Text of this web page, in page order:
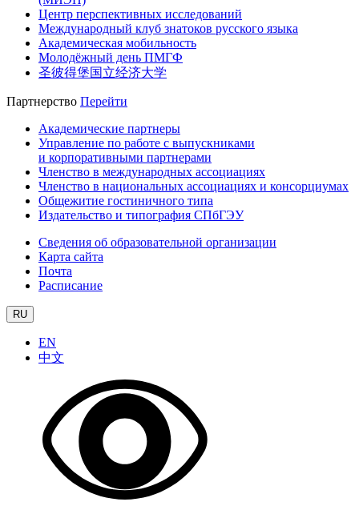
Центр перспективных исследований
Международный клуб знатоков русского языка
Академическая мобильность
Молодёжный день ПМГФ
圣彼得堡国立经济大学
Партнерство Перейти
Академические партнеры
Управление по работе с выпускниками
и корпоративными партнерами
Членство в международных ассоциациях
Членство в национальных ассоциациях и консорциумах
Общежитие гостиничного типа
Издательство и типография СПбГЭУ
Сведения об образовательной организации
Карта сайта
Почта
Расписание
RU
EN
中文